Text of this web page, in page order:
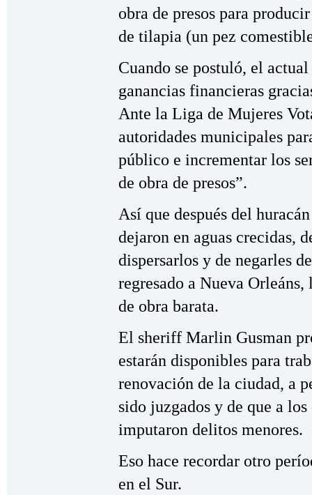
obra de presos para
de tilapia (un pez
Cuando se postuló, el
ganancias financieras
Ante la Liga de Mujeres
autoridades municipales
público e incrementar los
de obra de presos”.
Así que después del
dejaron en aguas crecidas,
dispersarlos y de negarles
regresado a Nueva
de obra barata.
El sheriff Marlin Gusman
estarán disponibles para
renovación de la ciudad, a
sido juzgados y de que a
imputaron delitos menores.
Eso hace recordar otro
en el Sur.